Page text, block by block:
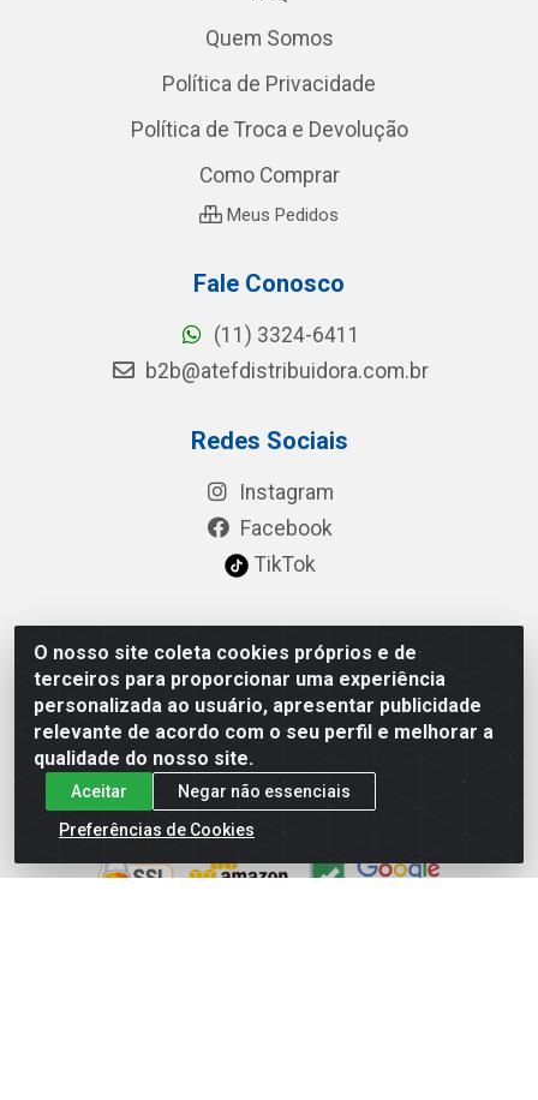
O nosso site coleta cookies próprios e de
terceiros para proporcionar uma experiência
personalizada ao usuário, apresentar publicidade
relevante de acordo com o seu perfil e melhorar a
qualidade do nosso site.
Aceitar
Negar não essenciais
Preferências de Cookies
Quem Somos
Política de Privacidade
Política de Troca e Devolução
Como Comprar
Meus Pedidos
Fale Conosco
(11) 3324-6411
b2b@atefdistribuidora.com.br
Redes Sociais
Instagram
Facebook
TikTok
Baixe já nosso APP
Site Seguro